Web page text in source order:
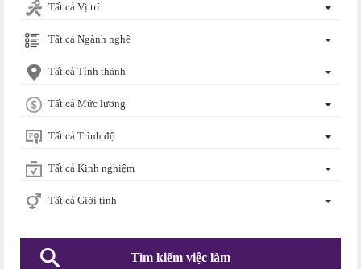
Tất cả Vị trí
Tất cả Ngành nghề
Tất cả Tỉnh thành
Tất cả Mức lương
Tất cả Trình độ
Tất cả Kinh nghiệm
Tất cả Giới tính